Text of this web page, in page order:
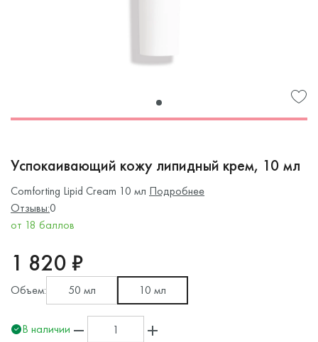
Успокаивающий кожу липидный крем, 10 мл
Comforting Lipid Cream 10 мл Подробнее
Отзывы:0
от 18 баллов
1 820 ₽
Объем: 50 мл 10 мл
В наличии